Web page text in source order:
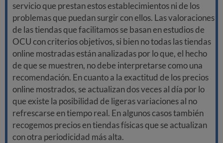
servicio que prestan estos establecimientos ni de los
problemas que puedan surgir con ellos. Las valoraciones
de las tiendas que facilitamos se basan en estudios de
OCU con criterios objetivos, si bien no todas las tiendas
online mostradas están analizadas por lo que, el hecho
de que se muestren, no debe interpretarse como una
recomendación. En cuanto a la exactitud de los precios
online mostrados, se actualizan dos veces al día por lo
que existe la posibilidad de ligeras variaciones al no
refrescarse en tiempo real. En algunos casos también
recogemos precios en tiendas físicas que se actualizan
con otra periodicidad más alta.